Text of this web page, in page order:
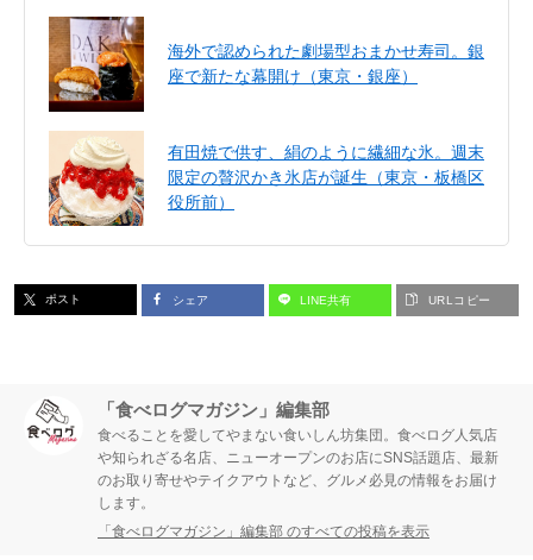
海外で認められた劇場型おまかせ寿司。銀
座で新たな幕開け（東京・銀座）
有田焼で供す、絹のように繊細な氷。週末
限定の贅沢かき氷店が誕生（東京・板橋区
役所前）
ポスト シェア LINE共有 URLコピー
「食べログマガジン」編集部
食べることを愛してやまない食いしん坊集団。食べログ人気店
や知られざる名店、ニューオープンのお店にSNS話題店、最新
のお取り寄せやテイクアウトなど、グルメ必見の情報をお届け
します。
「食べログマガジン」編集部 のすべての投稿を表示